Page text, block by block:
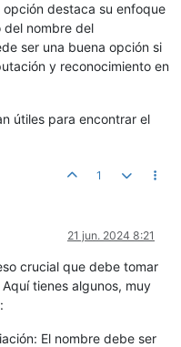
destaca su enfoque
del nombre del
ser una buena opción si
y reconocimiento en
útiles para encontrar el
1
21 jun. 2024 8:21
crucial que debe tomar
tienes algunos, muy
El nombre debe ser